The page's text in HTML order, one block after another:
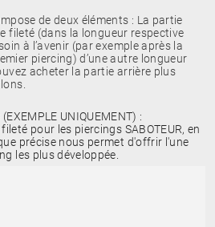
de deux éléments : La partie
fileté (dans la longueur respective
à l’avenir (par exemple après la
piercing) d’une autre longueur
acheter la partie arrière plus
UNIQUEMENT) :
pour les piercings SABOTEUR, en
précise nous permet d'offrir l'une
les plus développée.